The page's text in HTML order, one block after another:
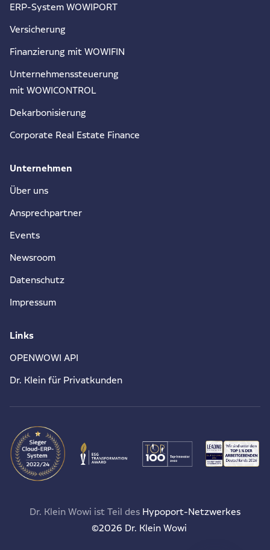
ERP-System WOWIPORT
Versicherung
Finanzierung mit WOWIFIN
Unternehmenssteuerung
mit WOWICONTROL
Dekarbonisierung
Corporate Real Estate Finance
Unternehmen
Über uns
Ansprechpartner
Events
Newsroom
Datenschutz
Impressum
Links
OPENWOWI API
Dr. Klein für Privatkunden
Dr. Klein Wowi ist Teil des Hypoport-Netzwerkes
©2026 Dr. Klein Wowi